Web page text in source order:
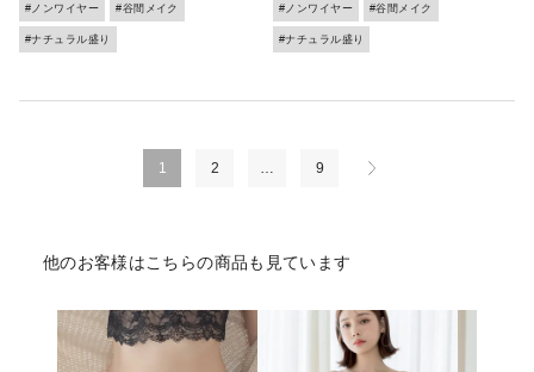
#ノンワイヤー #谷間メイク
#ナチュラル盛り
#ノンワイヤー #谷間メイク
#ナチュラル盛り
1 2 9
他のお客様はこちらの商品も見ています